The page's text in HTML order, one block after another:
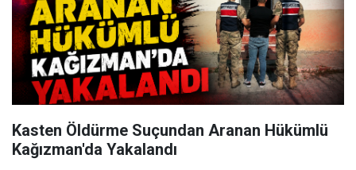
Kasten Öldürme Suçundan Aranan Hükümlü
Kağızman'da Yakalandı